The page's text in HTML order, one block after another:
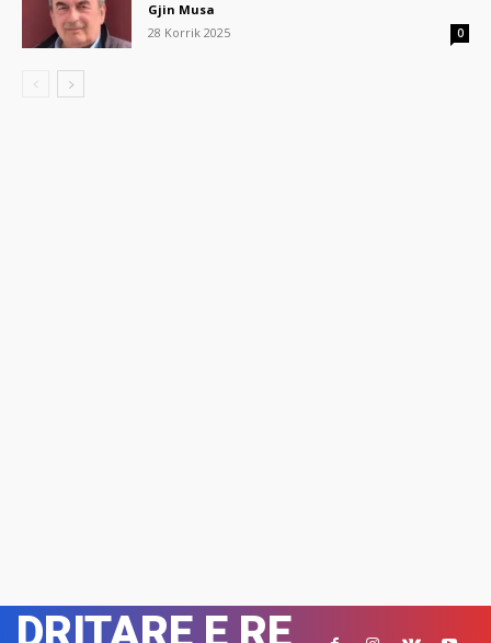
Gjin Musa
28 Korrik 2025
0
DRITARE E RE